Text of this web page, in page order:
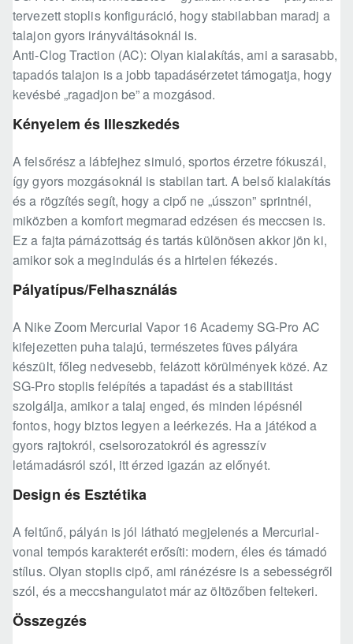
tervezett stoplis konfiguráció, hogy stabilabban maradj a
talajon gyors irányváltásoknál is.
Anti-Clog Traction (AC): Olyan kialakítás, ami a sarasabb,
tapadós talajon is a jobb tapadásérzetet támogatja, hogy
kevésbé „ragadjon be” a mozgásod.
Kényelem és Illeszkedés
A felsőrész a lábfejhez simuló, sportos érzetre fókuszál,
így gyors mozgásoknál is stabilan tart. A belső kialakítás
és a rögzítés segít, hogy a cipő ne „ússzon” sprintnél,
miközben a komfort megmarad edzésen és meccsen is.
Ez a fajta párnázottság és tartás különösen akkor jön ki,
amikor sok a megindulás és a hirtelen fékezés.
Pályatípus/Felhasználás
A Nike Zoom Mercurial Vapor 16 Academy SG-Pro AC
kifejezetten puha talajú, természetes füves pályára
készült, főleg nedvesebb, felázott körülmények közé. Az
SG-Pro stoplis felépítés a tapadást és a stabilitást
szolgálja, amikor a talaj enged, és minden lépésnél
fontos, hogy biztos legyen a leérkezés. Ha a játékod a
gyors rajtokról, cselsorozatokról és agresszív
letámadásról szól, itt érzed igazán az előnyét.
Design és Esztétika
A feltűnő, pályán is jól látható megjelenés a Mercurial-
vonal tempós karakterét erősíti: modern, éles és támadó
stílus. Olyan stoplis cipő, ami ránézésre is a sebességről
szól, és a meccshangulatot már az öltözőben feltekeri.
Összegzés